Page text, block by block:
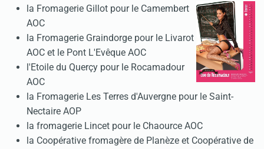
la Fromagerie Gillot pour le Camembert
AOC
la Fromagerie Graindorge pour le Livarot
AOC et le Pont L'Evêque AOC
l'Etoile du Querçy pour le Rocamadour
AOC
la Fromagerie Les Terres d'Auvergne pour le Saint-
Nectaire AOP
la fromagerie Lincet pour le Chaource AOC
la Coopérative fromagère de Planèze et Coopérative de